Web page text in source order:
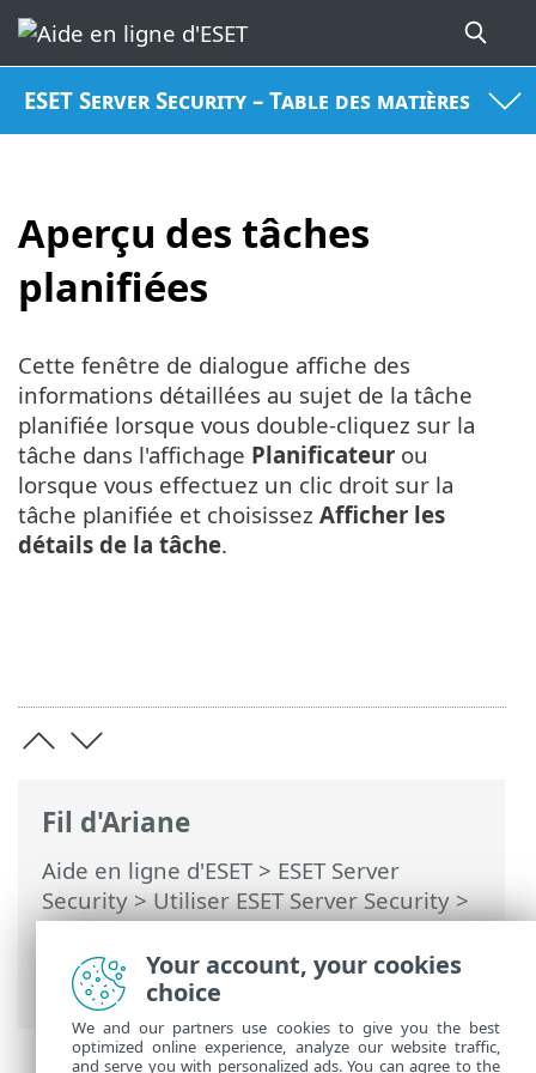
ESET Server Security – Table des matières
Aperçu des tâches
planifiées
Fil d'Ariane
Aide en ligne d'ESET> ESET Server
Security>Utiliser ESET Server Security>
Outils>Planificateur>Planificateur -
Ajouter une tâche> Aperçu des tâches
planifiées
Cette fenêtre de dialogue affiche des
informations détaillées au sujet de la tâche
planifiée lorsque vous double-cliquez sur la
tâche dans l'affichage Planificateur ou
lorsque vous effectuez un clic droit sur la
tâche planifiée et choisissez Afficher les
détails de la tâche.
Your account, your cookies
choice
We and our partners use cookies to give you the best
optimized online experience, analyze our website traffic,
and serve you with personalized ads. You can agree to the